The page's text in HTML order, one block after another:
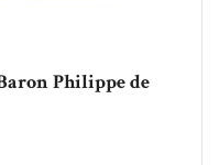
Philippe de